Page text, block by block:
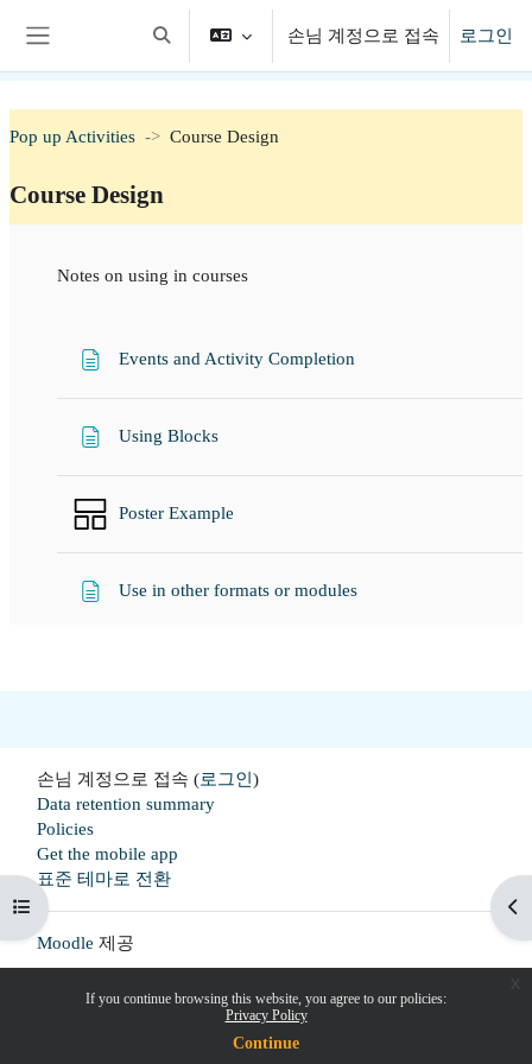
If you continue browsing this website, you agree to our policies:
Privacy Policy
Continue
검색 입력 전환
손님 계정으로 접속 로그인
강의 목차 열기 블
Pop up Activities Course Design
Course Design
Notes on using in courses
Events and Activity Completion
Using Blocks웹페이지
Poster Example
Use in other formats or modules웹페이지
손님 계정으로 접속 (로그인 )
Data retention summary
Policies
Get the mobile app
표준 테마로 전환
Moodle 제공